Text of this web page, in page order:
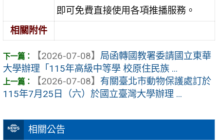
相關公告
即可免費直接使用各項推播服務。
相關附件
【2026-07-08】 局函轉國教署委請國立東華
大學辦理「115年高級中等學 校原住民族 ...
【2026-07-08】 有關臺北市動物保護處訂於
115年7月25日（六）於國立臺灣大學辦理 ...